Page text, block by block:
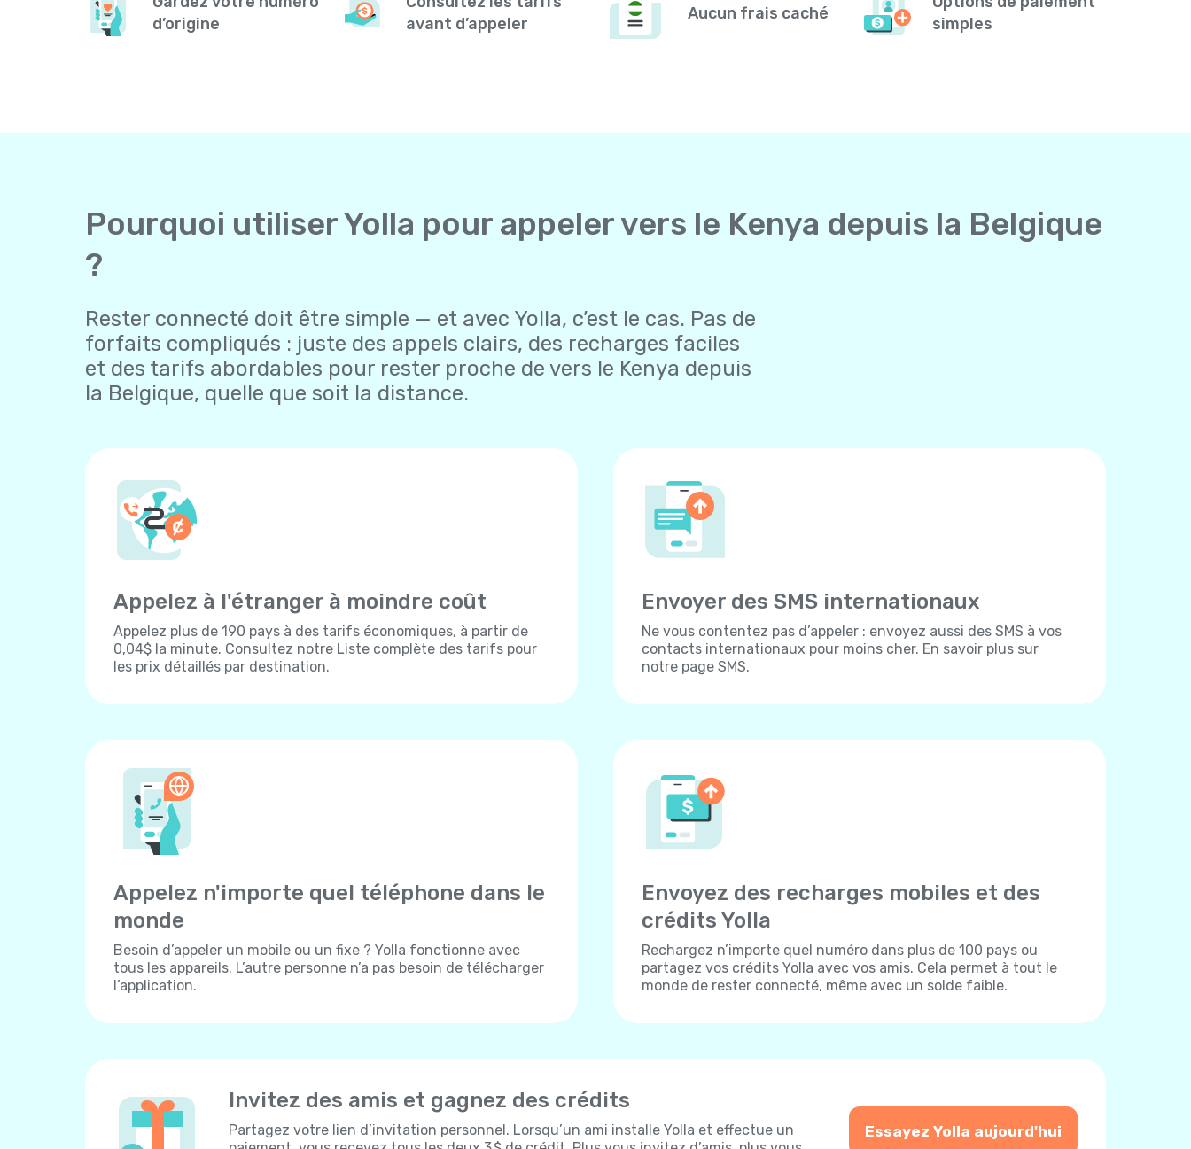
d’origine
avant d’appeler
Aucun frais caché
simples
Pourquoi utiliser Yolla pour appeler vers le Kenya depuis la Belgique
?
Rester connecté doit être simple — et avec Yolla, c’est le cas. Pas de
forfaits compliqués : juste des appels clairs, des recharges faciles
et des tarifs abordables pour rester proche de vers le Kenya depuis
la Belgique, quelle que soit la distance.
Appelez à l'étranger à moindre coût
Appelez plus de 190 pays à des tarifs économiques, à partir de
0,04$ la minute. Consultez notre Liste complète des tarifs pour
les prix détaillés par destination.
Envoyer des SMS internationaux
Ne vous contentez pas d’appeler : envoyez aussi des SMS à vos
contacts internationaux pour moins cher. En savoir plus sur
notre page SMS.
Appelez n'importe quel téléphone dans le
monde
Besoin d’appeler un mobile ou un fixe ? Yolla fonctionne avec
tous les appareils. L’autre personne n’a pas besoin de télécharger
l’application.
Envoyez des recharges mobiles et des
crédits Yolla
Rechargez n’importe quel numéro dans plus de 100 pays ou
partagez vos crédits Yolla avec vos amis. Cela permet à tout le
monde de rester connecté, même avec un solde faible.
Invitez des amis et gagnez des crédits
Partagez votre lien d’invitation personnel. Lorsqu’un ami installe Yolla et effectue un
Essayez Yolla aujourd'hui